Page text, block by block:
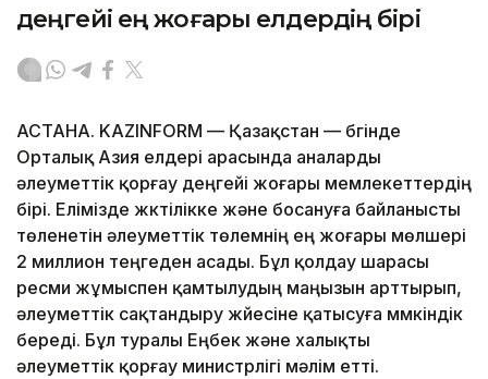
деңгейі ең жоғары елдердің бірі
АСТАНА. KAZINFORM — Қазақстан — бүгінде
Орталық Азия елдері арасында аналарды
әлеуметтік қорғау деңгейі жоғары мемлекеттердің
бірі. Елімізде жүктілікке және босануға байланысты
төленетін әлеуметтік төлемнің ең жоғары мөлшері
2 миллион теңгеден асады. Бұл қолдау шарасы
ресми жұмыспен қамтылудың маңызын арттырып,
әлеуметтік сақтандыру жүйесіне қатысуға мүмкіндік
береді. Бұл туралы Еңбек және халықты
әлеуметтік қорғау министрлігі мәлім етті.